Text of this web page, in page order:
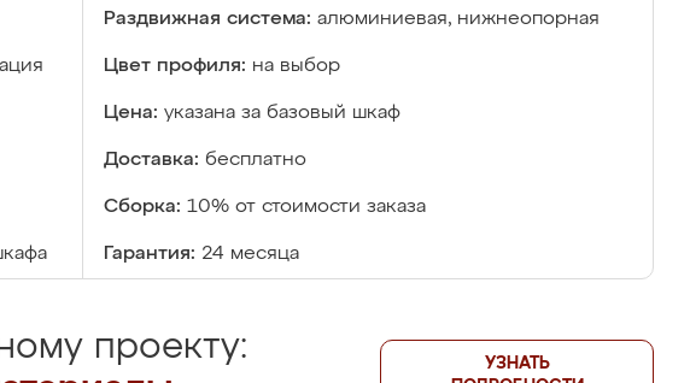
Раздвижная система: алюминиевая, нижнеопорная
Цвет профиля: на выбор
Цена: указана за базовый шкаф
Доставка: бесплатно
Сборка: 10% от стоимости заказа
Гарантия: 24 месяца
проекту:
УЗНАТЬ